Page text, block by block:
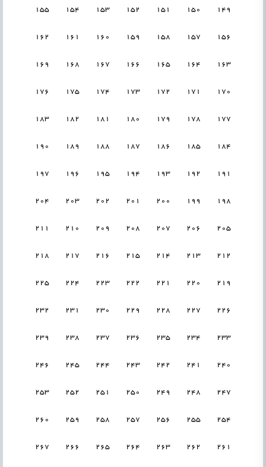
149
150
151
152
153
154
155
156
157
158
159
160
161
162
163
164
165
166
167
168
169
170
171
172
173
174
175
176
177
178
179
180
181
182
183
184
185
186
187
188
189
190
191
192
193
194
195
196
197
198
199
200
201
202
203
204
205
206
207
208
209
210
211
212
213
214
215
216
217
218
219
220
221
222
223
224
225
226
227
228
229
230
231
232
233
234
235
236
237
238
239
240
241
242
243
244
245
246
247
248
249
250
251
252
253
254
255
256
257
258
259
260
261
262
263
264
265
266
267